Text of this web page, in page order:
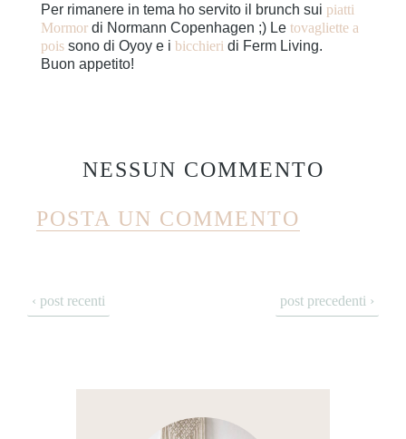
Per rimanere in tema ho servito il brunch sui piatti
Mormor di Normann Copenhagen ;) Le tovagliette a
pois sono di Oyoy e i bicchieri di Ferm Living.
Buon appetito!
NESSUN COMMENTO
POSTA UN COMMENTO
‹ post recenti post precedenti ›